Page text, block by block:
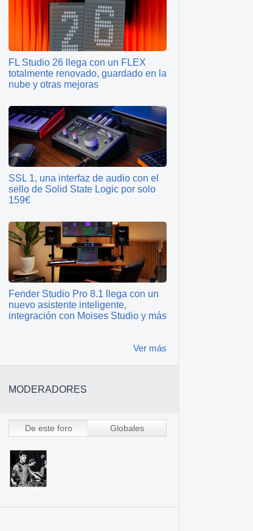
FL Studio 26 llega con un FLEX
totalmente renovado, guardado en la
nube y otras mejoras
SSL 1, una interfaz de audio con el
sello de Solid State Logic por solo
159€
Fender Studio Pro 8.1 llega con un
nuevo asistente inteligente,
integración con Moises Studio y más
Ver más
MODERADORES
De este foro Globales